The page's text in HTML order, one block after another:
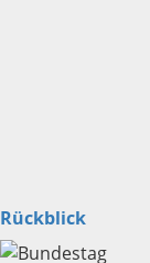
Rückblick